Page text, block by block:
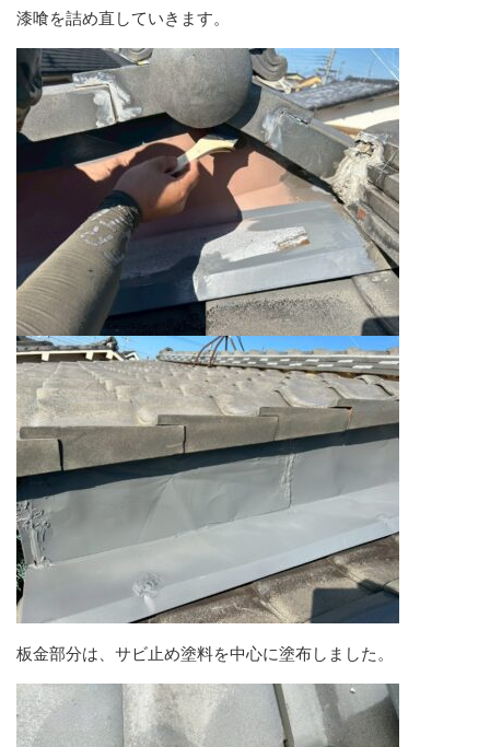
漆喰を詰め直していきます。
板金部分は、サビ止め塗料を中心に塗布しました。